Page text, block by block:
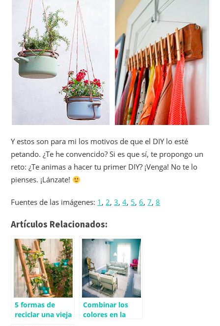
Y estos son para mi los motivos de que el DIY lo esté
petando. ¿Te he convencido? Si es que sí, te propongo un
reto: ¿Te animas a hacer tu primer DIY? ¡Venga! No te lo
pienses. ¡Lánzate!
Fuentes de las imágenes: 1 ,2,3,4, 5,6,7,8
Artículos Relacionados:
5 formas de
reciclar una vieja
Combinar los
colores en la